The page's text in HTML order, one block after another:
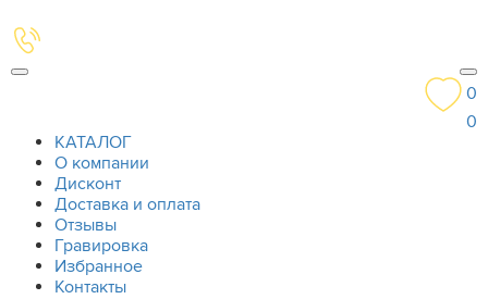
0
0
КАТАЛОГ
О компании
Дисконт
Доставка и оплата
Отзывы
Гравировка
Избранное
Контакты